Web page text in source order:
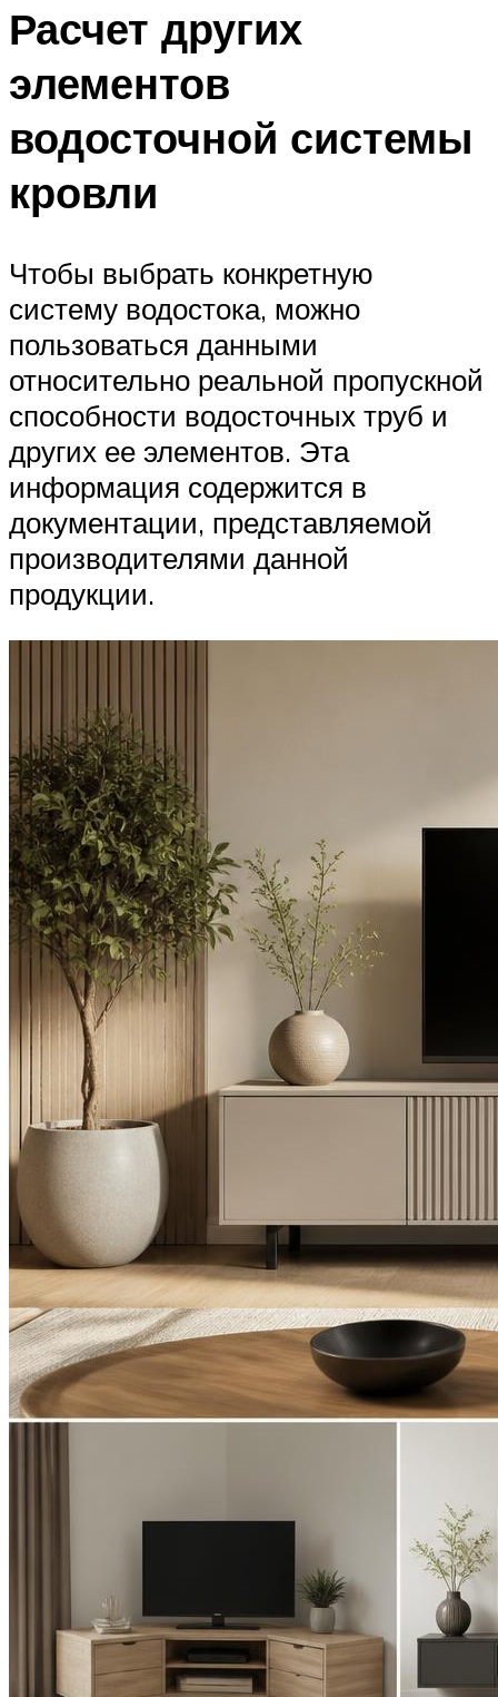
Расчет других
элементов
водосточной системы
кровли
Чтобы выбрать конкретную
систему водостока, можно
пользоваться данными
относительно реальной пропускной
способности водосточных труб и
других ее элементов. Эта
информация содержится в
документации, представляемой
производителями данной
продукции.